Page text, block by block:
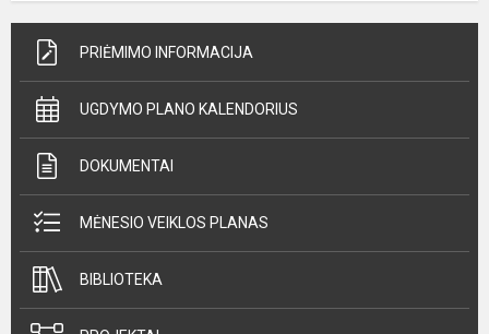
PRIĖMIMO INFORMACIJA
UGDYMO PLANO KALENDORIUS
DOKUMENTAI
MĖNESIO VEIKLOS PLANAS
BIBLIOTEKA